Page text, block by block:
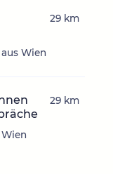
Wien
29 km
Wien
29 km